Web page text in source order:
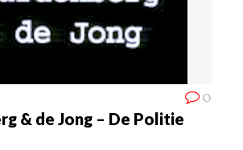
0
& de Jong – De Politie